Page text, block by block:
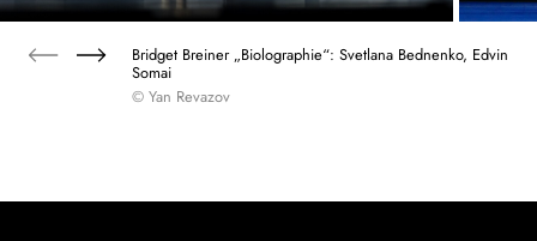
Bridget Breiner „Biolographie“: Svetlana Bednenko, Edvin
Somai
© Yan Revazov